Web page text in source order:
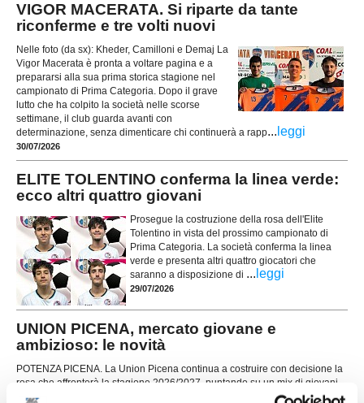
VIGOR MACERATA. Si riparte da tante
riconferme e tre volti nuovi
Nelle foto (da sx): Kheder, Camilloni e Demaj La
Vigor Macerata è pronta a voltare pagina e a
prepararsi alla sua prima storica stagione nel
campionato di Prima Categoria. Dopo il grave
lutto che ha colpito la società nelle scorse
settimane, il club guarda avanti con
determinazione, senza dimenticare chi continuerà a rapp... leggi
30/07/2026
ELITE TOLENTINO conferma la linea verde:
ecco altri quattro giovani
Prosegue la costruzione della rosa dell'Elite
Tolentino in vista del prossimo campionato di
Prima Categoria. La società conferma la linea
verde e presenta altri quattro giocatori che
saranno a disposizione di ... leggi
29/07/2026
UNION PICENA, mercato giovane e
ambizioso: le novità
POTENZA PICENA. La Union Picena continua a costruire con decisione la
rosa che affronterà la stagione 2026/2027, puntando su un mix di giovani
talenti, giocatori già pronti per la categoria e figure di esperienza nell'area